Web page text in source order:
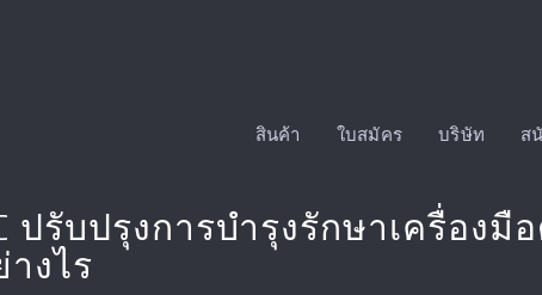
สินค้า ใบสมัคร บริษัท ส
ปรับปรุงการบำรุงรักษาเครื่อง
งไร